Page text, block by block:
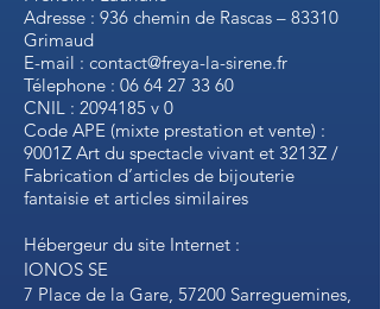
Adresse : 936 chemin de Rascas – 83310
Grimaud
E-mail : contact@freya-la-sirene.fr
Télephone : 06 64 27 33 60
CNIL : 2094185 v 0
Code APE (mixte prestation et vente) :
9001Z Art du spectacle vivant et 3213Z /
Fabrication d’articles de bijouterie
fantaisie et articles similaires
Hébergeur du site Internet :
IONOS SE
7 Place de la Gare, 57200 Sarreguemines,